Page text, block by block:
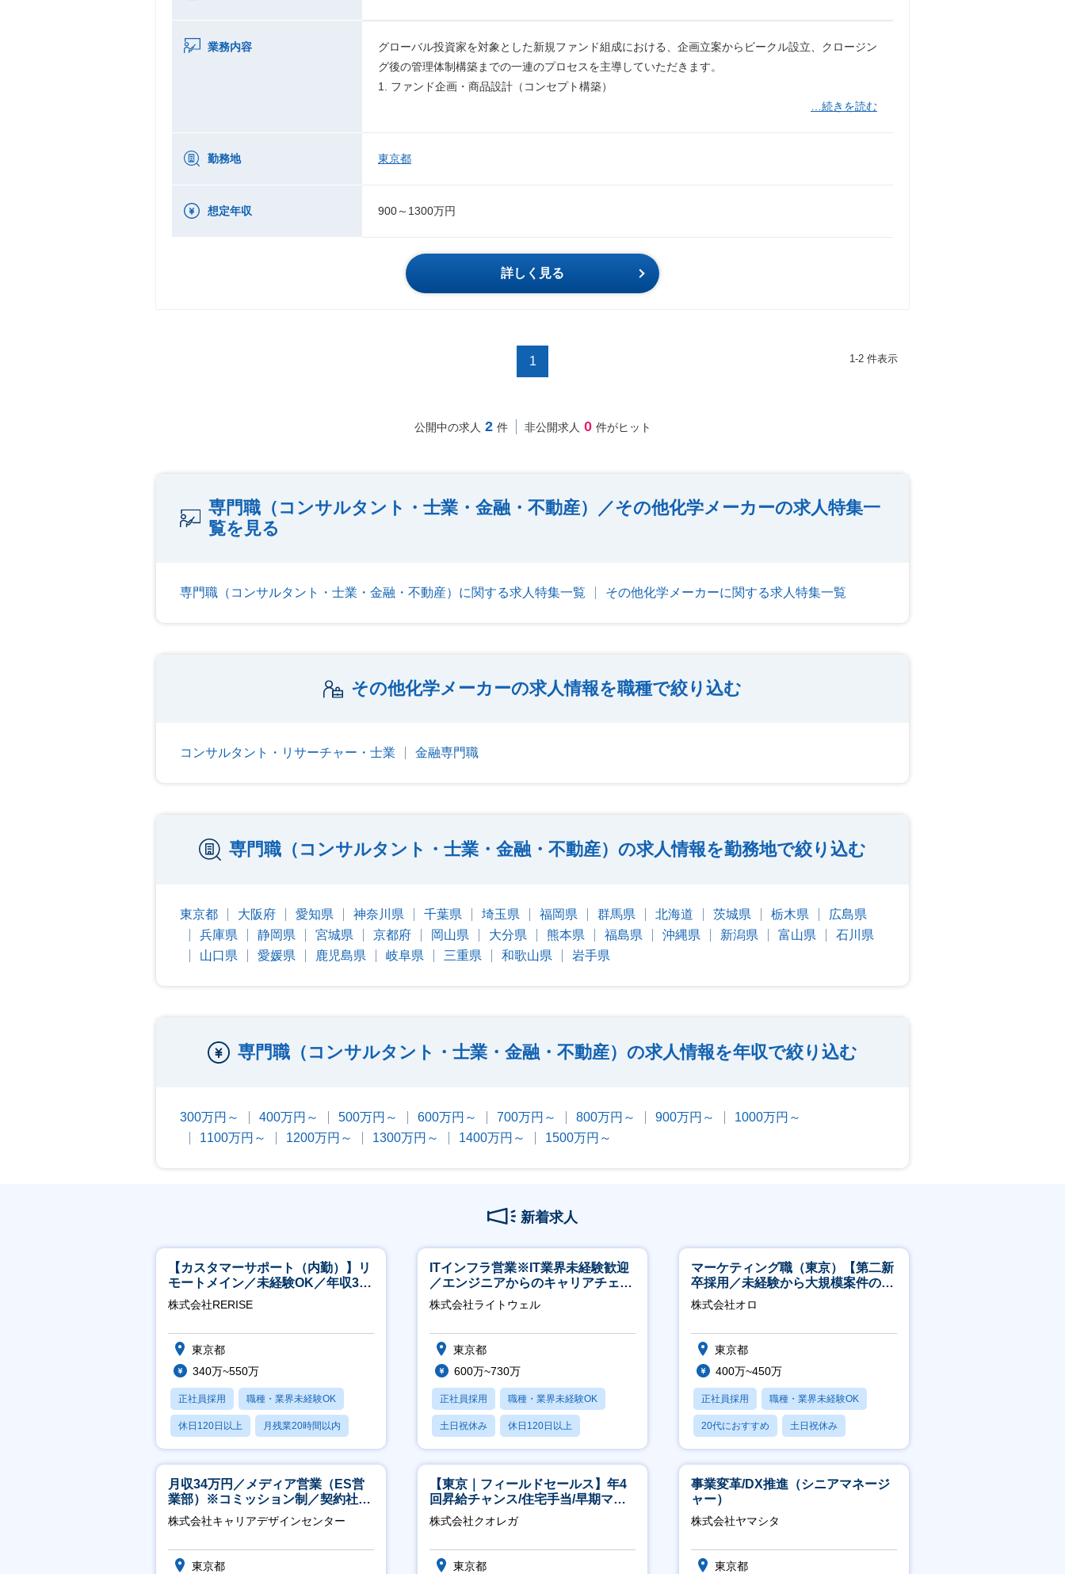
業務内容
グローバル投資家を対象とした新規ファンド組成における、企画立案からビークル設立、クロージン
グ後の管理体制構築までの一連のプロセスを主導していただきます。
1. ファンド企画・商品設計（コンセプト構築）
…続きを読む
勤務地 東京都
想定年収 900～1300万円
詳しく見る
1 1-2 件表示
公開中の求人 2 件 非公開求人 0 件がヒット
専門職（コンサルタント・士業・金融・不動産）／その他化学メーカーの求人特集一
覧を見る
専門職（コンサルタント・士業・金融・不動産）に関する求人特集一覧 その他化学メーカーに関する求人特集一覧
その他化学メーカーの求人情報を職種で絞り込む
コンサルタント・リサーチャー・士業 金融専門職
専門職（コンサルタント・士業・金融・不動産）の求人情報を勤務地で絞り込む
東京都 大阪府 愛知県 神奈川県 千葉県 埼玉県 福岡県 群馬県 北海道 茨城県 栃木県
広島県
兵庫県
静岡県 宮城県 京都府 岡山県 大分県 熊本県 福島県 沖縄県 新潟県 富山県
石川県
山口県
愛媛県 鹿児島県 岐阜県 三重県 和歌山県 岩手県
専門職（コンサルタント・士業・金融・不動産）の求人情報を年収で絞り込む
300万円～ 400万円～ 500万円～ 600万円～ 700万円～ 800万円～ 900万円～
1000万円～
1100万円～
1200万円～ 1300万円～ 1400万円～ 1500万円～
新着求人
【カスタマーサポート（内勤）】リ
モートメイン／未経験OK／年収340
万～／年間休日125日
株式会社RERISE
東京都
340万~550万
正社員採用 職種・業界未経験OK
休日120日以上 月残業20時間以内
賞与あり
ITインフラ営業※IT業界未経験歓迎
／エンジニアからのキャリアチェン
ジ可※【週3～4日リモート可能】
株式会社ライトウェル
東京都
600万~730万
正社員採用 職種・業界未経験OK
土日祝休み 休日120日以上
月残業20時間以内
マーケティング職（東京）【第二新
卒採用／未経験から大規模案件のマ
ーケティングが経験できる／研修充
実】
株式会社オロ
東京都
400万~450万
正社員採用 職種・業界未経験OK
20代におすすめ 土日祝休み
休日120日以上
月収34万円／メディア営業（ES営
業部）※コミッション制／契約社員
※4年目以降無期化
株式会社キャリアデザインセンター
東京都
【東京｜フィールドセールス】年4
回昇給チャンス/住宅手当/早期マネ
ジメント機会あり！
株式会社クオレガ
東京都
事業変革/DX推進（シニアマネージ
ャー）
株式会社ヤマシタ
東京都